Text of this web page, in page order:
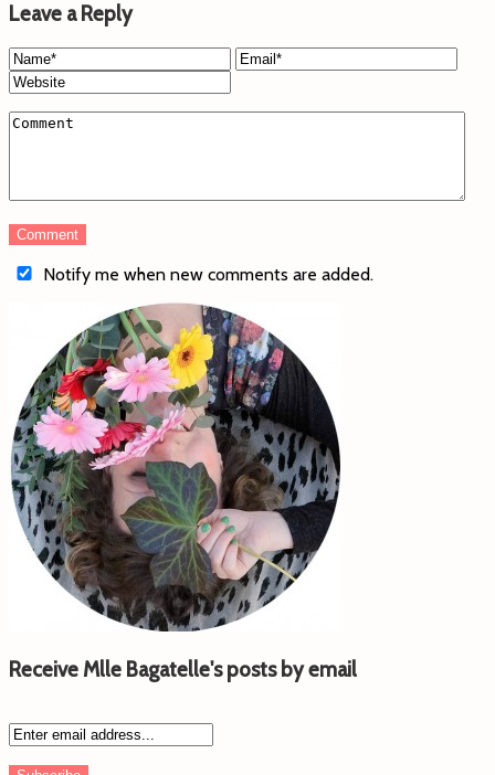
Leave a Reply
Notify me when new comments are added.
Receive Mlle Bagatelle's posts by email